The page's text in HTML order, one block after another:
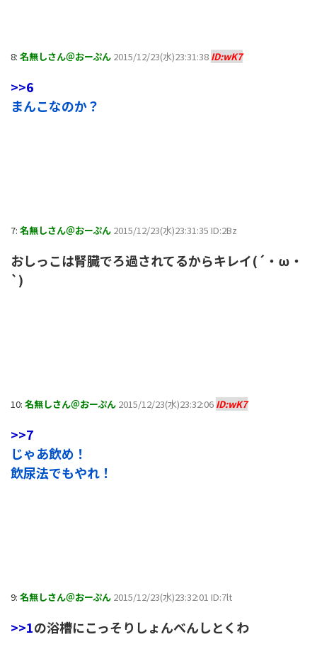
8: 名無しさん＠おーぷん 2015/12/23(水)23:31:38 ID:wK7
>>6
まんこなのか？
7: 名無しさん＠おーぷん 2015/12/23(水)23:31:35 ID:2Bz
おしっこは腎臓でろ過されてるからキレイ(´・ω・
`)
10: 名無しさん＠おーぷん 2015/12/23(水)23:32:06 ID:wK7
>>7
じゃあ飲め！
飲尿法でもやれ！
9: 名無しさん＠おーぷん 2015/12/23(水)23:32:01 ID:7lt
>>1の浴槽にこっそりしょんべんしとくわ